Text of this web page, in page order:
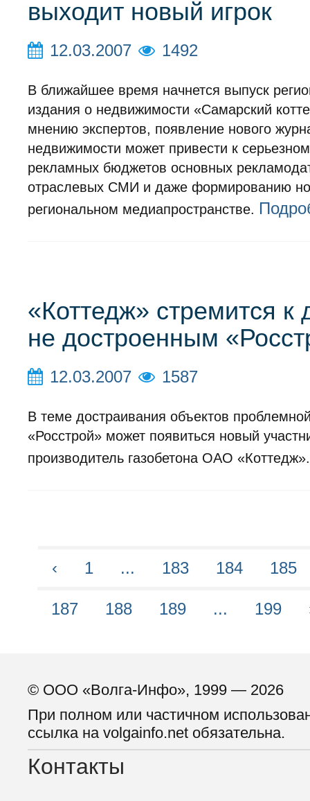
выходит новый игрок
12.03.2007 1492
В ближайшее время начнется выпуск
издания о недвижимости «Самарский
мнению экспертов, появление нового
недвижимости может привести к
рекламных бюджетов основных
отраслевых СМИ и даже формированию
региональном медиапространстве.
«Коттедж» стремится к
не достроенным
12.03.2007 1587
В теме достраивания объектов
«Росстрой» может появиться новый
производитель газобетона ОАО
‹ 1 ... 183 184 185
187 188 189 ... 199
© ООО «Волга-Инфо», 1999 — 2026
При полном или частичном
ссылка на volgainfo.net обязательна.
Контакты